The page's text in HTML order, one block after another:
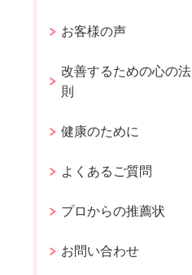
お客様の声
改善するための心の法
則
健康のために
よくあるご質問
プロからの推薦状
お問い合わせ